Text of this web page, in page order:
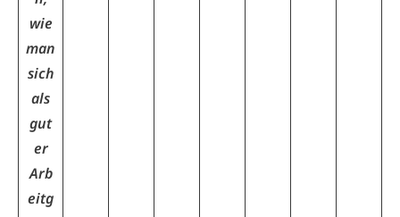
wie
man
sich
als
gut
er
Arb
eitg